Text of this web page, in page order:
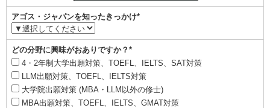
アゴス・ジャパンを知ったきっかけ*
どの分野に興味がおありですか？*
4・2年制大学出願対策、TOEFL、IELTS、SAT対策
LLM出願対策、TOEFL、IELTS対策
大学院出願対策 (MBA・LLM以外の修士)
MBA出願対策、TOEFL、IELTS、GMAT対策